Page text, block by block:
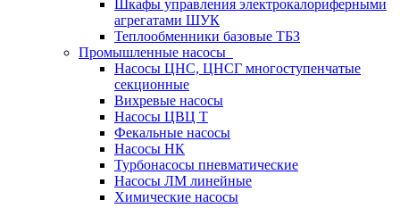
Шкафы управления электрокалориферными
агрегатами ШУК
Теплообменники базовые ТБЗ
Промышленные насосы
Насосы ЦНС, ЦНСГ многоступенчатые
секционные
Вихревые насосы
Насосы ЦВЦ Т
Фекальные насосы
Насосы НК
Турбонасосы пневматические
Насосы ЛМ линейные
Химические насосы